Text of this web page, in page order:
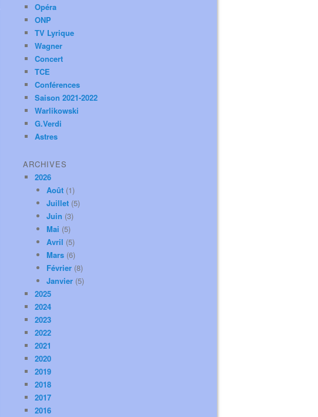
Opéra
ONP
TV Lyrique
Wagner
Concert
TCE
Conférences
Saison 2021-2022
Warlikowski
G.Verdi
Astres
ARCHIVES
2026
Août (1)
Juillet (5)
Juin (3)
Mai (5)
Avril (5)
Mars (6)
Février (8)
Janvier (5)
2025
2024
2023
2022
2021
2020
2019
2018
2017
2016